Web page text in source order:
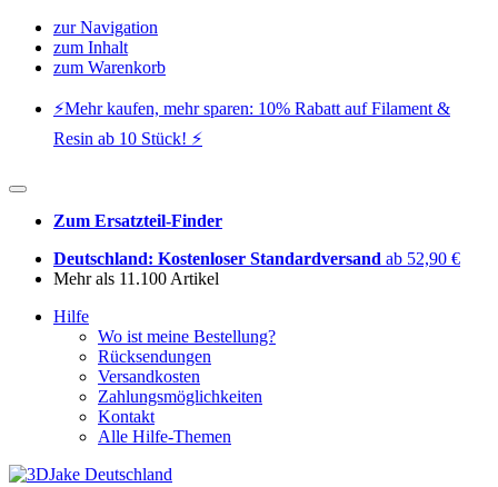
zur Navigation
zum Inhalt
zum Warenkorb
⚡️Mehr kaufen, mehr sparen: 10% Rabatt auf Filament &
Resin ab 10 Stück! ⚡️
Zum Ersatzteil-Finder
Deutschland: Kostenloser Standardversand ab 52,90 €
Mehr als 11.100 Artikel
Hilfe
Wo ist meine Bestellung?
Rücksendungen
Versandkosten
Zahlungsmöglichkeiten
Kontakt
Alle Hilfe-Themen